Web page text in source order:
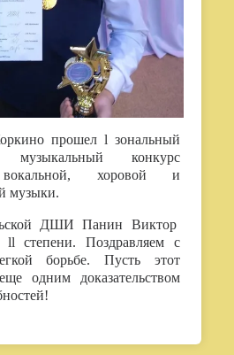
прошел l зональный
музыкальный конкурс
вокальной, хоровой и
музыки.
ДШИ Панин Виктор
ll степени. Поздравляем с
борьбе. Пусть этот
одним доказательством